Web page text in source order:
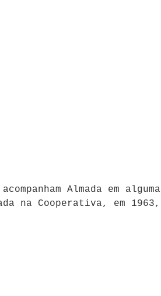
Almada em
na Cooperativa, em